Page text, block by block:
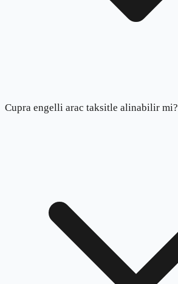
Cupra engelli arac taksitle alinabilir mi?